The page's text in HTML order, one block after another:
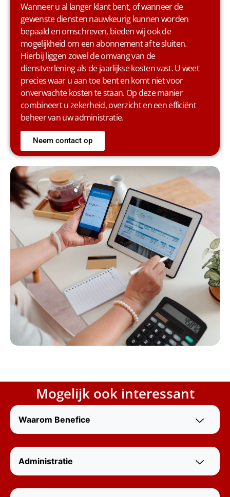
Wanneer u al langer klant bent, of wanneer de
gewenste diensten nauwkeurig kunnen worden
bepaald en omschreven, bieden wij ook de
mogelijkheid om een abonnement af te sluiten.
Hierbij liggen zowel de omvang van de
dienstverlening als de jaarlijkse kosten vast. U weet
precies waar u aan toe bent en komt niet voor
onverwachte kosten te staan. Op deze manier
combineert u zekerheid, overzicht en een efficiënt
beheer van uw administratie.
Neem contact op
Mogelijk ook interessant
Waarom Benefice
Administratie